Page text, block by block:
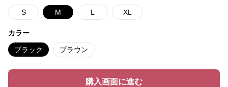
S M L XL
カラー
ブラック ブラウン
購入画面に進む